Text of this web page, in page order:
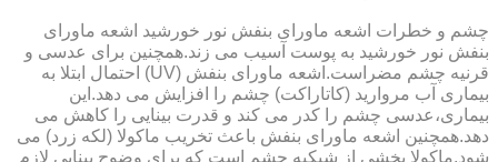
چشم و خطرات اشعه ماورای بنفش نور خورشید اشعه ماورای
بنفش نور خورشید به پوست آسیب می زند.همچنین برای عدسی و
قرنیه چشم مضراست.اشعه ماورای بنفش (UV) احتمال ابتلا به
بیماری آب مروارید (کاتاراکت) چشم را افزایش می دهد.این
بیماری،عدسی چشم را کدر می کند و قدرت بینایی را کاهش می
دهد.همچنین اشعه ماورای بنفش باعث تخریب ماکولا (لکه زرد) می
شود.ماکولا بخشی از شبکیه چشم است که برای وضوح بینایی لازم